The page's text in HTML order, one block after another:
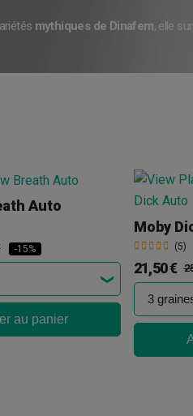
mythiques de Dinafem, elle
Auto
-15%
au panier
(5)
21,50 €